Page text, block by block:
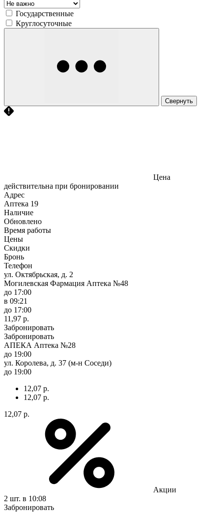
Государственные
Круглосуточные
Свернуть
Цена
действительна при бронировании
Адрес
Аптека 19
Наличие
Обновлено
Время работы
Цены
Скидки
Бронь
Телефон
ул. Октябрьская, д. 2
Могилевская Фармация Аптека №48
до 17:00
в 09:21
до 17:00
11,97 р.
Забронировать
Забронировать
АПЕКА Аптека №28
до 19:00
ул. Королева, д. 37 (м-н Соседи)
до 19:00
12,07 р.
12,07 р.
12,07 р.
Акции
2 шт. в 10:08
Забронировать